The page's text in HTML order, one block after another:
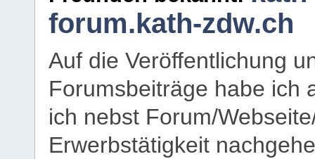
forum.kath-zdw.ch
Auf die Veröffentlichung
Forumsbeiträge habe ich
ich nebst Forum/
Erwerbstätigkeit